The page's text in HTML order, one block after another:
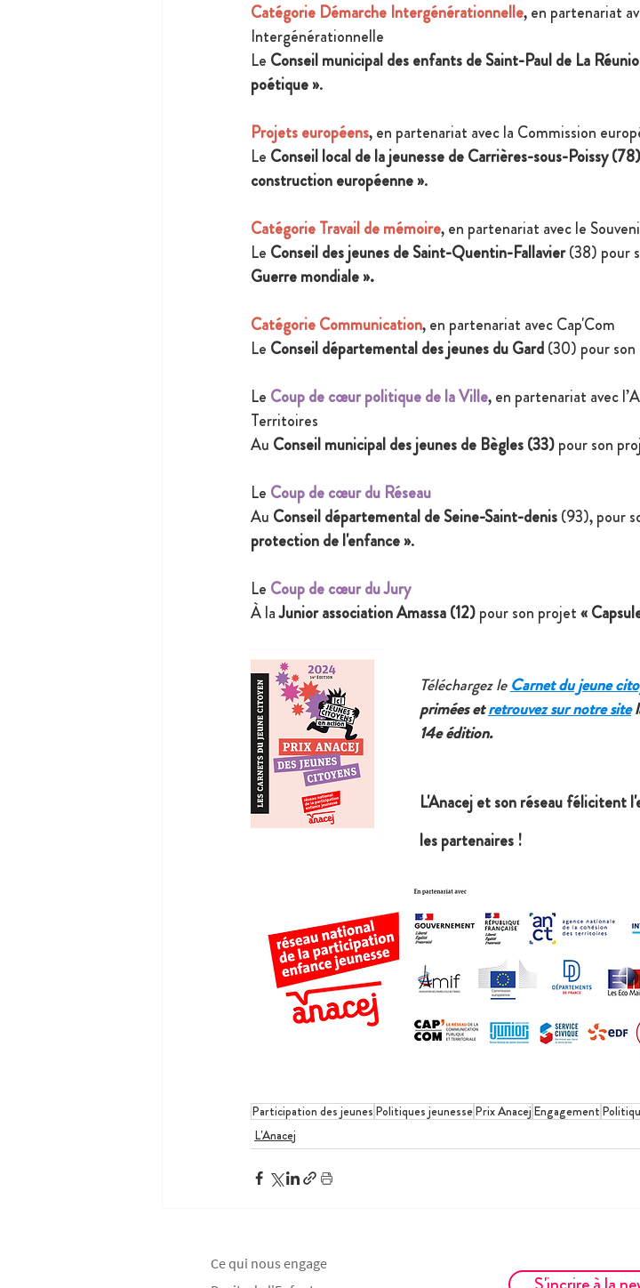
Catégorie Démarche Intergénérationnelle, en partenariat
Intergénérationnelle
Le Conseil municipal des enfants de Saint-Paul de La
poétique ».
Projets européens, en partenariat avec la Commission
Le Conseil local de la jeunesse de Carrières-sous-Poissy (78)
construction européenne ».
Catégorie Travail de mémoire, en partenariat avec le
Le Conseil des jeunes de Saint-Quentin-Fallavier (38) pour
Guerre mondiale ».
Catégorie Communication, en partenariat avec Cap'Com
Le Conseil départemental des jeunes du Gard (30) pour son
Le Coup de cœur politique de la Ville, en partenariat avec
Territoires
Au Conseil municipal des jeunes de Bègles (33) pour son
Le Coup de cœur du Réseau
Au Conseil départemental de Seine-Saint-denis (93), pour
protection de l'enfance ».
Le Coup de cœur du Jury
À la Junior association Amassa (12) pour son projet «
Téléchargez le Carnet du jeune
primées et retrouvez sur notre site
14e édition.
L'Anacej et son réseau félicitent
les partenaires !
Participation des jeunes Politiques jeunessePrix Anacej Engagement
L'Anacej
Ce qui nous engage